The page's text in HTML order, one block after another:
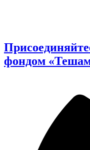
фондом